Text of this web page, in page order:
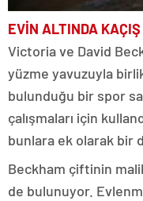
EVİN ALTINDA
Victoria ve David
yüzme yavuzuyla
bulunduğu bir spor
çalışmaları için
bunlara ek olarak bir
Beckham çiftinin
de bulunuyor.